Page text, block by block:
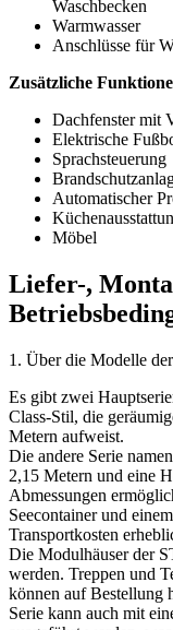
Waschbecken
Warmwasser
Anschlüsse für
Zusätzliche
Dachfenster mit
Elektrische
Sprachsteuerung
Automatischer
Möbel
Liefer-,
1. Über die Modelle
Es gibt zwei
Class-Stil, die
Metern aufweist.
Die andere Serie
2,15 Metern und eine
Abmessungen
Seecontainer und
Transportkosten
Die Modulhäuser der
werden. Treppen und
können auf Bestellung
Serie kann auch mit